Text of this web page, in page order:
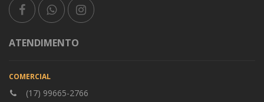
ATENDIMENTO
COMERCIAL
(17) 99665-2766